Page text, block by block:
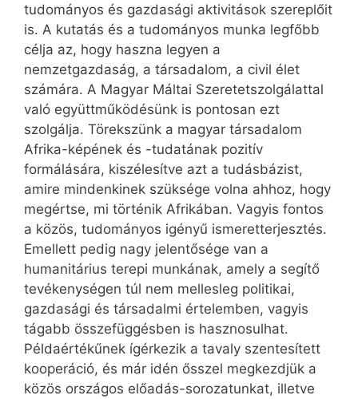
tudományos és gazdasági aktivitások szereplőit
is. A kutatás és a tudományos munka legfőbb
célja az, hogy haszna legyen a
nemzetgazdaság, a társadalom, a civil élet
számára. A Magyar Máltai Szeretetszolgálattal
való együttműködésünk is pontosan ezt
szolgálja. Törekszünk a magyar társadalom
Afrika-képének és -tudatának pozitív
formálására, kiszélesítve azt a tudásbázist,
amire mindenkinek szüksége volna ahhoz, hogy
megértse, mi történik Afrikában. Vagyis fontos
a közös, tudományos igényű ismeretterjesztés.
Emellett pedig nagy jelentősége van a
humanitárius terepi munkának, amely a segítő
tevékenységen túl nem mellesleg politikai,
gazdasági és társadalmi értelemben, vagyis
tágabb összefüggésben is hasznosulhat.
Példaértékűnek ígérkezik a tavaly szentesített
kooperáció, és már idén ősszel megkezdjük a
közös országos előadás-sorozatunkat, illetve